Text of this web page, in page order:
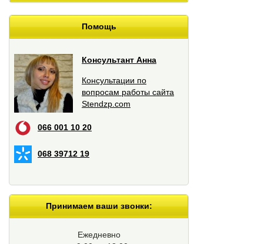
Помощь
Консультант Анна
Консультации по
вопросам работы сайта
Stendzp.com
066 001 10 20
068 39712 19
Принимаем ваши звонки:
Ежедневно